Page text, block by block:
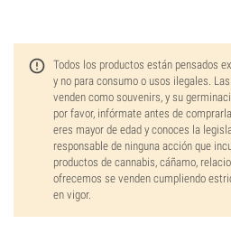
Todos los productos están pensados
y no para consumo o usos ilegales.
venden como souvenirs, y su
por favor, infórmate antes de
eres mayor de edad y conoces la
responsable de ninguna acción que
productos de cannabis, cáñamo,
ofrecemos se venden cumpliendo
en vigor.